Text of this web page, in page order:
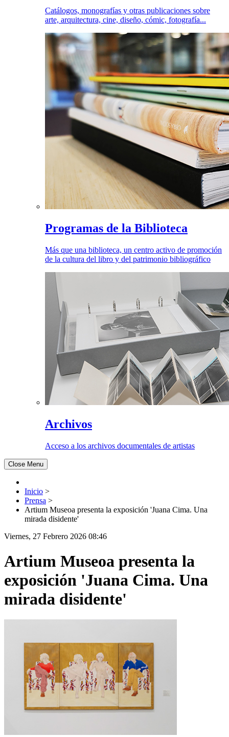
Catálogos, monografías y otras publicaciones sobre
arte, arquitectura, cine, diseño, cómic, fotografía...
Programas de la Biblioteca
Más que una biblioteca, un centro activo de promoción
de la cultura del libro y del patrimonio bibliográfico
Archivos
Acceso a los archivos documentales de artistas
Close Menu
Inicio >
Prensa >
Artium Museoa presenta la exposición 'Juana Cima. Una
mirada disidente'
Viernes, 27 Febrero 2026 08:46
Artium Museoa presenta la
exposición 'Juana Cima. Una
mirada disidente'